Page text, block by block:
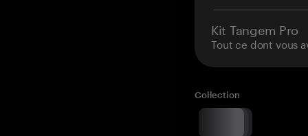
Kit Tangem Pro
Tout ce dont vous
Collection